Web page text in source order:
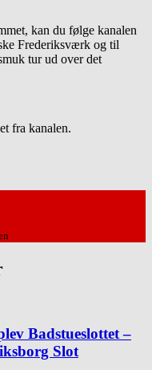
kan du følge kanalen
Frederiksværk og til
tur ud over det
fra kanalen.
Badstueslottet –
Slot